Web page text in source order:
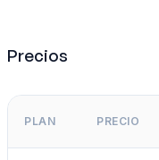
Precios
PLAN PRECIO